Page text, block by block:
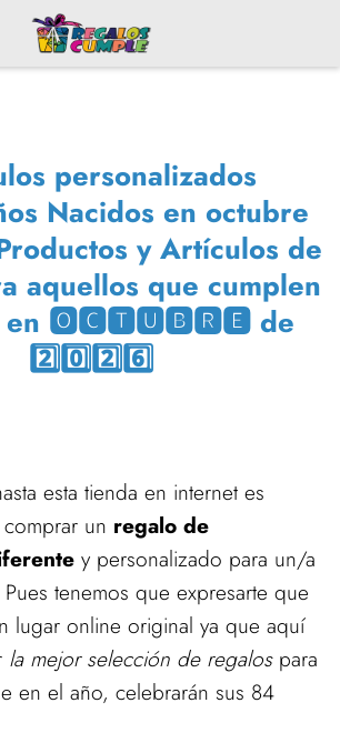
personalizados
Nacidos en octubre
y Artículos de
aquellos que cumplen
en 🅾🅲🆃🆄🅱🆁🅴 de
2️⃣0️⃣2️⃣6️⃣
esta tienda en internet es
un regalo de
y personalizado para un/a
tenemos que expresarte que
lugar online original ya que aquí
la mejor selección de regalospara
en el año, celebrarán sus 84